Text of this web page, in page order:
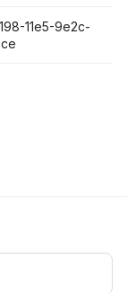
11e5-9e2c-